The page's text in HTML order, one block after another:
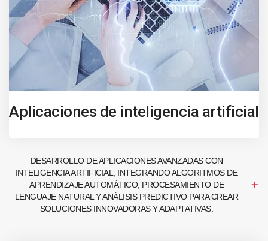
Aplicaciones de inteligencia artificial
DESARROLLO DE APLICACIONES AVANZADAS CON
INTELIGENCIA ARTIFICIAL, INTEGRANDO ALGORITMOS DE
APRENDIZAJE AUTOMÁTICO, PROCESAMIENTO DE
LENGUAJE NATURAL Y ANÁLISIS PREDICTIVO PARA CREAR
SOLUCIONES INNOVADORAS Y ADAPTATIVAS.